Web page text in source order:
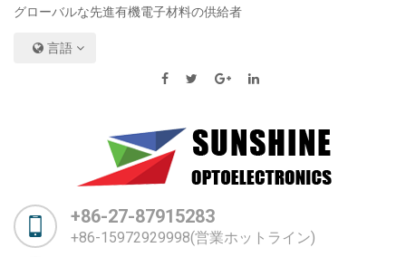
グローバルな先進有機電子材料の供給者
言語
+86-27-87915283
+86-15972929998(営業ホットライン)